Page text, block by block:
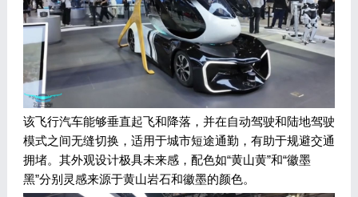
该飞行汽车能够垂直起飞和降落，并在自动驾驶和陆地驾驶
模式之间无缝切换，适用于城市短途通勤，有助于规避交通
拥堵。其外观设计极具未来感，配色如“黄山黄”和“徽墨
黑”分别灵感来源于黄山岩石和徽墨的颜色。